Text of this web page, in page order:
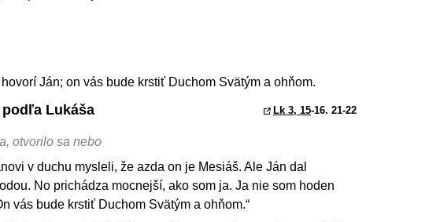
Ján; on vás bude krstiť Duchom Svätým a ohňom.
Lukáša Lk 3, 15-16. 21-22
otvorilo sa nebo
v duchu mysleli, že azda on je Mesiáš. Ale Ján dal
No prichádza mocnejší, ako som ja. Ja nie som hoden
vás bude krstiť Duchom Svätým a ohňom.“